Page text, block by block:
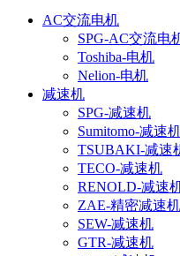
AC交流电机
SPG-AC交流电
Toshiba-电机
Nelion-电机
减速机
SPG-减速机
Sumitomo-减速
TSUBAKI-减速
TECO-减速机
RENOLD-减速
ZAE-精密减速机
SEW-减速机
GTR-减速机